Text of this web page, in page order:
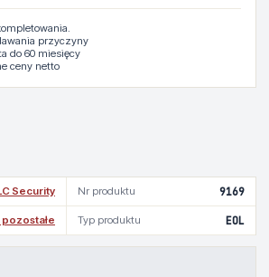
Security Nr produktu 9169
Typ produktu EOL
przyczyny
do 60 miesięcy
ceny netto